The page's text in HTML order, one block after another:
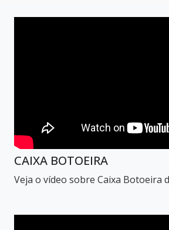
CAIXA BOTOEIRA
Veja o vídeo sobre Caixa Botoeira